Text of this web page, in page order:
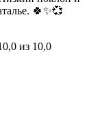
🍀✨💞
из 10,0